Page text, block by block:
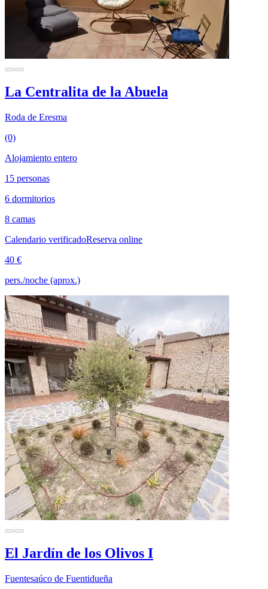
La Centralita de la Abuela
Roda de Eresma
(0)
Alojamiento entero
15 personas
6 dormitorios
8 camas
Calendario verificadoReserva online
40 €
pers./noche (aprox.)
El Jardín de los Olivos I
Fuentesaúco de Fuentidueña